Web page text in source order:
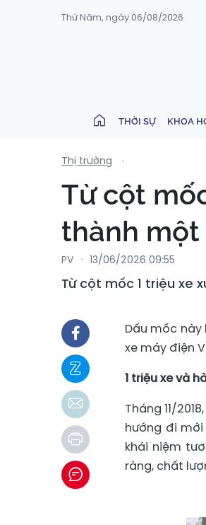
Thứ Năm, ngày 06/08/2026
THỜI SỰ KHOA
Thị trường
Từ cột
thành một
PV 13/06/2026 09:55
Từ cột mốc 1 triệu xe
Dấu mốc
xe máy điện
1 triệu xe và
Tháng 11/
hướng đi
khái niệm
ràng, chất